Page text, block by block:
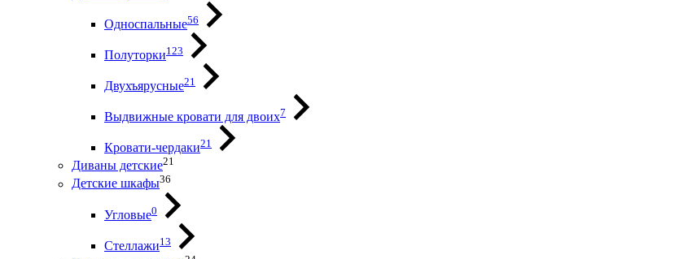
Односпальные56
Полуторки123
Двухъярусные21
Выдвижные кровати для двоих7
Кровати-чердаки21
Диваны детские21
Детские шкафы36
Угловые0
Стеллажи13